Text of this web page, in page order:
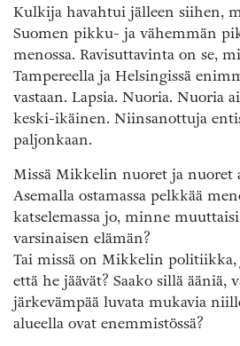
Kulkija havahtui jälleen siihen,
Suomen pikku- ja vähemmän
menossa. Ravisuttavinta on se,
Tampereella ja Helsingissä
vastaan. Lapsia. Nuoria. Nuoria
keski-ikäinen. Niinsanottuja
paljonkaan.
Missä Mikkelin nuoret ja nuoret
Asemalla ostamassa pelkkää
katselemassa jo, minne
varsinaisen elämän?
Tai missä on Mikkelin
että he jäävät? Saako sillä ääniä,
järkevämpää luvata mukavia
alueella ovat enemmistössä?